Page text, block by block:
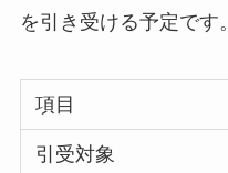
を引き受ける予定です。
項目
引受対象